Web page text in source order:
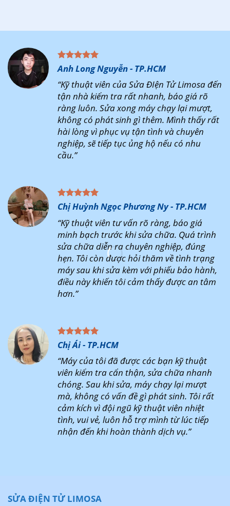
Anh Long Nguyễn - TP.HCM
“Kỹ thuật viên của Sửa ĐIện Tử Limosa đến
tận nhà kiểm tra rất nhanh, báo giá rõ
ràng luôn. Sửa xong máy chạy lại mượt,
không có phát sinh gì thêm. Mình thấy rất
hài lòng vì phục vụ tận tình và chuyên
nghiệp, sẽ tiếp tục ủng hộ nếu có nhu
cầu.”
Chị Huỳnh Ngọc Phương Ny - TP.HCM
“Kỹ thuật viên tư vấn rõ ràng, báo giá
minh bạch trước khi sửa chữa. Quá trình
sửa chữa diễn ra chuyên nghiệp, đúng
hẹn. Tôi còn được hỏi thăm về tình trạng
máy sau khi sửa kèm với phiếu bảo hành,
điều này khiến tôi cảm thấy được an tâm
hơn.”
Chị Ái - TP.HCM
“Máy của tôi đã được các bạn kỹ thuật
viên kiểm tra cẩn thận, sửa chữa nhanh
chóng. Sau khi sửa, máy chạy lại mượt
mà, không có vấn đề gì phát sinh. Tôi rất
cảm kích vì đội ngũ kỹ thuật viên nhiệt
tình, vui vẻ, luôn hỗ trợ mình từ lúc tiếp
nhận đến khi hoàn thành dịch vụ.”
SỬA ĐIỆN TỬ LIMOSA